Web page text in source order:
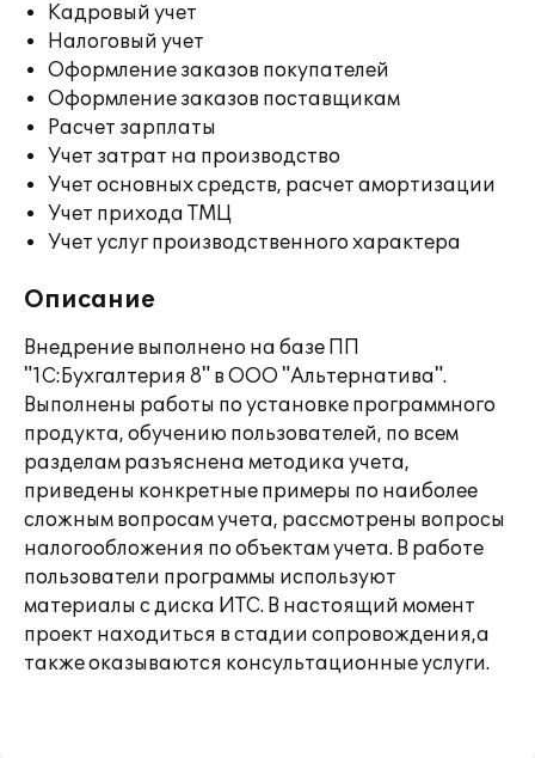
Кадровый учет
Налоговый учет
Оформление заказов покупателей
Оформление заказов поставщикам
Расчет зарплаты
Учет затрат на производство
Учет основных средств, расчет амортизации
Учет прихода ТМЦ
Учет услуг производственного характера
Описание
Внедрение выполнено на базе ПП
"1С:Бухгалтерия 8" в ООО "Альтернатива".
Выполнены работы по установке программного
продукта, обучению пользователей, по всем
разделам разъяснена методика учета,
приведены конкретные примеры по наиболее
сложным вопросам учета, рассмотрены вопросы
налогообложения по объектам учета. В работе
пользователи программы используют
материалы с диска ИТС. В настоящий момент
проект находиться в стадии сопровождения,а
также оказываются консультационные услуги.